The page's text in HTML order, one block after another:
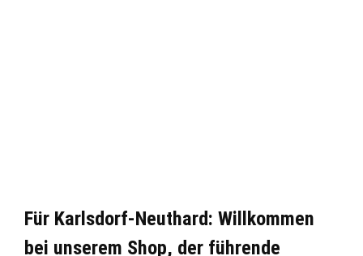
Für Karlsdorf-Neuthard: Willkommen
bei unserem Shop, der führende